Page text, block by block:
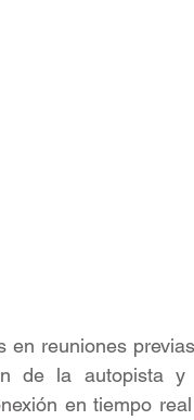
en reuniones
de la autopista y
en tiempo